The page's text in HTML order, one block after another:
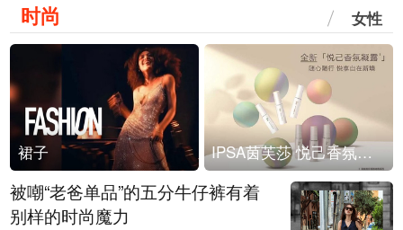
时尚 女性
裙子 IPSA茵芙莎 悦己香氛凝露上市
被嘲“老爸单品”的五分牛仔裤有着
别样的时尚魔力